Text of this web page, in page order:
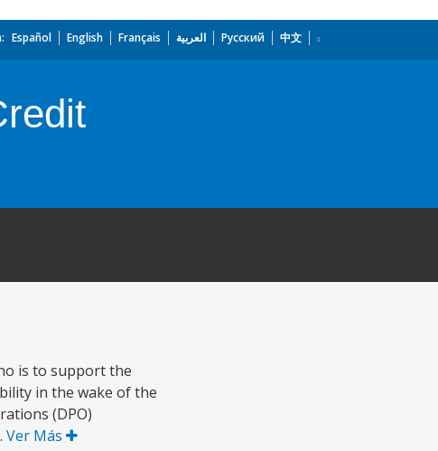
Español English Français العربية Русский 中文
is to support the
in the wake of the
(DPO)
Ver Más